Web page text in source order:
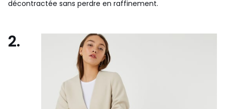
décontractée sans perdre en raffinement.
2.